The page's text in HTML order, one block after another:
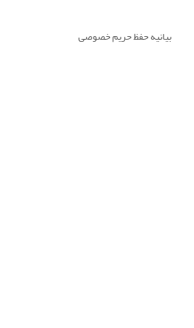
بیانیه حفظ حریم خصوصی